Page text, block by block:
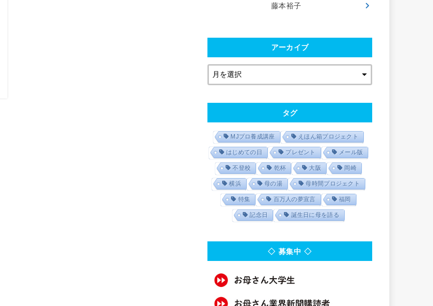
藤本裕子
アーカイブ
タグ
MJプロ養成講座 えほん箱プロジェクト
はじめての日 プレゼント メール版
不登校 乾杯 大阪 岡崎
横浜 母の湯 母時間プロジェクト
特集 百万人の夢宣言 福岡
記念日 誕生日に母を語る
◇ 募集中 ◇